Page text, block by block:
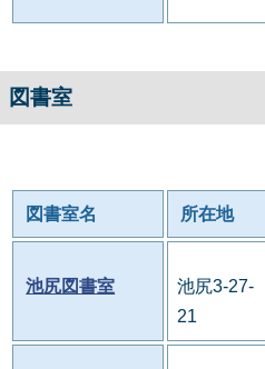
図書室
図書室名 所在地
池尻図書室
池尻3-27-
21